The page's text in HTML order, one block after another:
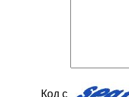
Код с